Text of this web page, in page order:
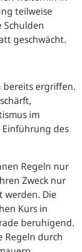
teilweise
Schulden
geschwächt.
bereits ergriffen.
im
des
Regeln nur
Zweck nur
werden. Die
Kurs in
beruhigend.
Regeln durch